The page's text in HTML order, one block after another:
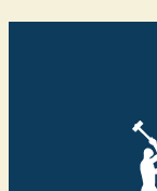
Hyrox